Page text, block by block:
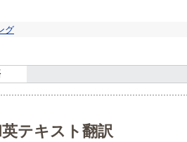
グ
テキスト翻訳